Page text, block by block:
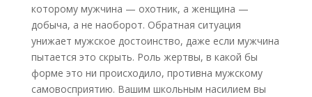
которому мужчина — охотник, а женщина —
добыча, а не наоборот. Обратная ситуация
унижает мужское достоинство, даже если мужчина
пытается это скрыть. Роль жертвы, в какой бы
форме это ни происходило, противна мужскому
самовосприятию. Вашим школьным насилием вы